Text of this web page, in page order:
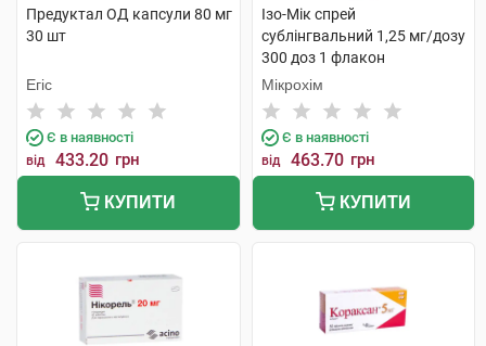
Предуктал ОД капсули 80 мг
30 шт
Егіс
Є в наявності
від 433.20 грн
КУПИТИ
Ізо-Мік спрей
сублінгвальний 1,25 мг/дозу
300 доз 1 флакон
Мікрохім
Є в наявності
від 463.70 грн
КУПИТИ